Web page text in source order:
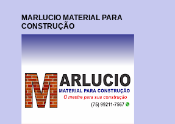
MARLUCIO MATERIAL PARA
CONSTRUÇÃO